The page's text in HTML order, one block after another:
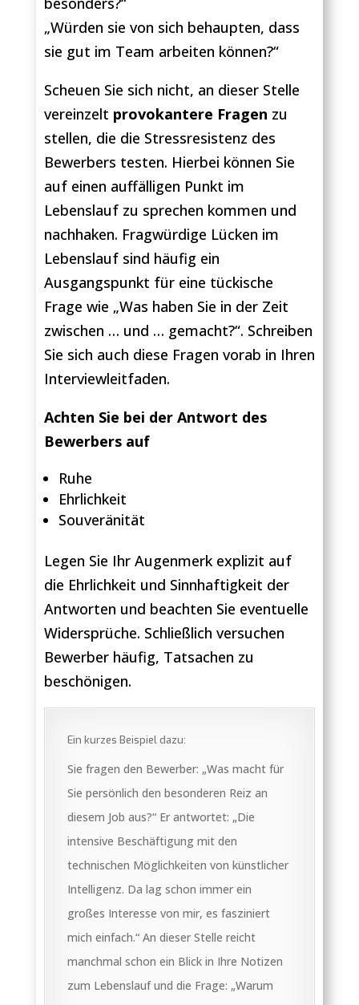
„Würden sie von sich behaupten, dass
sie gut im Team arbeiten können?“
Scheuen Sie sich nicht, an dieser Stelle
vereinzelt provokantere Fragen zu
stellen, die die Stressresistenz des
Bewerbers testen. Hierbei können Sie
auf einen auffälligen Punkt im
Lebenslauf zu sprechen kommen und
nachhaken. Fragwürdige Lücken im
Lebenslauf sind häufig ein
Ausgangspunkt für eine tückische
Frage wie „Was haben Sie in der Zeit
zwischen … und … gemacht?“. Schreiben
Sie sich auch diese Fragen vorab in Ihren
Interviewleitfaden.
Achten Sie bei der Antwort des
Bewerbers auf
Ruhe
Ehrlichkeit
Souveränität
Legen Sie Ihr Augenmerk explizit auf
die Ehrlichkeit und Sinnhaftigkeit der
Antworten und beachten Sie eventuelle
Widersprüche. Schließlich versuchen
Bewerber häufig, Tatsachen zu
beschönigen.
Ein kurzes Beispiel dazu:
Sie fragen den Bewerber: „Was macht für
Sie persönlich den besonderen Reiz an
diesem Job aus?“ Er antwortet: „Die
intensive Beschäftigung mit den
technischen Möglichkeiten von künstlicher
Intelligenz. Da lag schon immer ein
großes Interesse von mir, es fasziniert
mich einfach.“ An dieser Stelle reicht
manchmal schon ein Blick in Ihre Notizen
zum Lebenslauf und die Frage: „Warum